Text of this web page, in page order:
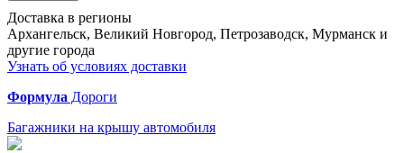
Доставка в регионы
Архангельск, Великий Новгород, Петрозаводск, Мурманск и
другие города
Узнать об условиях доставки
Формула Дороги
Багажники на крышу автомобиля